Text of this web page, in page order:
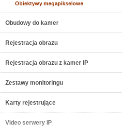
Obiektywy megapikselowe
Obudowy do kamer
Rejestracja obrazu
Rejestracja obrazu z kamer IP
Zestawy monitoringu
Karty rejestrujące
Video serwery IP